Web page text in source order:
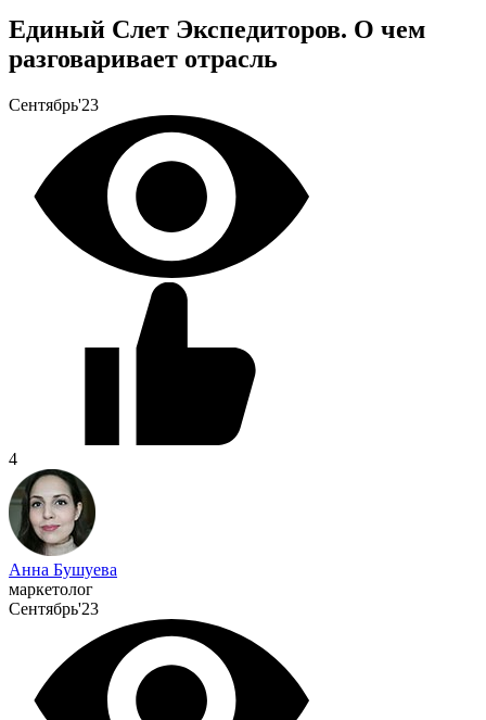
Единый Слет Экспедиторов. О чем
разговаривает отрасль
Сентябрь'23
4
Анна Бушуева
маркетолог
Сентябрь'23